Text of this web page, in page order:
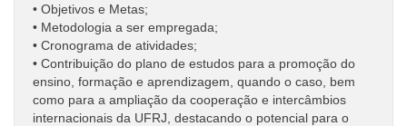
• Objetivos e Metas;
• Metodologia a ser empregada;
• Cronograma de atividades;
• Contribuição do plano de estudos para a promoção do
ensino, formação e aprendizagem, quando o caso, bem
como para a ampliação da cooperação e intercâmbios
internacionais da UFRJ, destacando o potencial para o